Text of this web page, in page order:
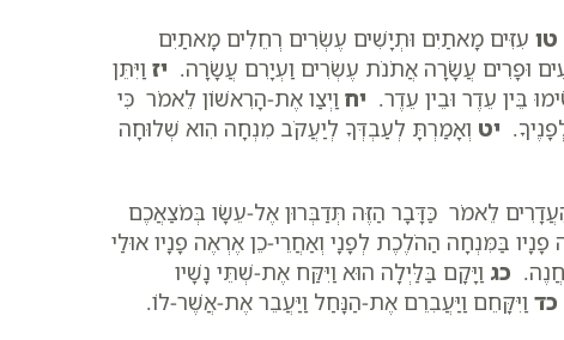
טו עִזִּים מָאתַיִם וּתְיָשִׁים עֶשְׂרִים רְחֵלִים מָאתַיִם
וּפָרִים עֲשָׂרָה אֲתֹנֹת עֶשְׂרִים וַעְיָרִם עֲשָׂרָה. יז וַיִּתֵּן
בֵּין עֵדֶר וּבֵין עֵדֶר. יח וַיְצַו אֶת-הָרִאשׁוֹן לֵאמֹר כִּי
יט וְאָמַרְתָּ לְעַבְדְּךָ לְיַעֲקֹב מִנְחָה הִוא שְׁלוּחָה
לֵאמֹר כַּדָּבָר הַזֶּה תְּדַבְּרוּן אֶל-עֵשָׂו בְּמֹצַאֲכֶם
בַּמִּנְחָה הַהֹלֶכֶת לְפָנָי וְאַחֲרֵי-כֵן אֶרְאֶה פָנָיו אוּלַי
כג וַיָּקָם בַּלַּיְלָה הוּא וַיִּקַּח אֶת-שְׁתֵּי נָשָׁיו
כד וַיִּקָּחֵם וַיַּעֲבִרֵם אֶת-הַנָּחַל וַיַּעֲבֵר אֶת-אֲשֶׁר-לוֹ.